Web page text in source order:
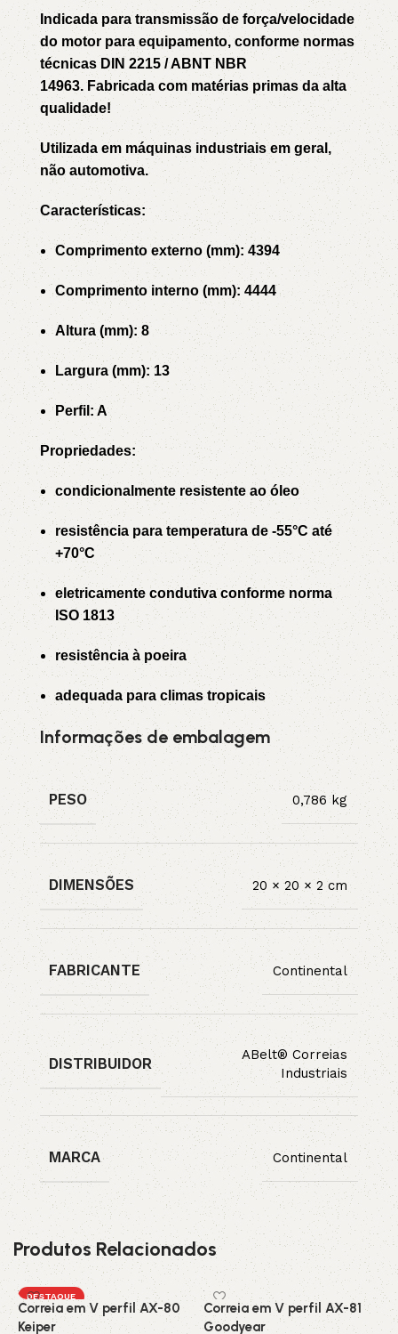
Indicada para transmissão de força/velocidade
do motor para equipamento, conforme normas
técnicas DIN 2215 / ABNT NBR
14963. Fabricada com matérias primas da alta
qualidade!
Utilizada em máquinas industriais em geral,
não automotiva.
Características:
Comprimento externo (mm): 4394
Comprimento interno (mm): 4444
Altura (mm): 8
Largura (mm): 13
Perfil: A
Propriedades:
condicionalmente resistente ao óleo
resistência para temperatura de -55°C até
+70°C
eletricamente condutiva conforme norma
ISO 1813
resistência à poeira
adequada para climas tropicais
Informações de embalagem
PESO 0,786 kg
DIMENSÕES 20 × 20 × 2 cm
FABRICANTE Continental
DISTRIBUIDOR
ABelt® Correias
Industriais
MARCA Continental
Produtos Relacionados
DESTAQUE
Correia em V perfil AX-80
Keiper
Correia em V perfil AX-81
Goodyear